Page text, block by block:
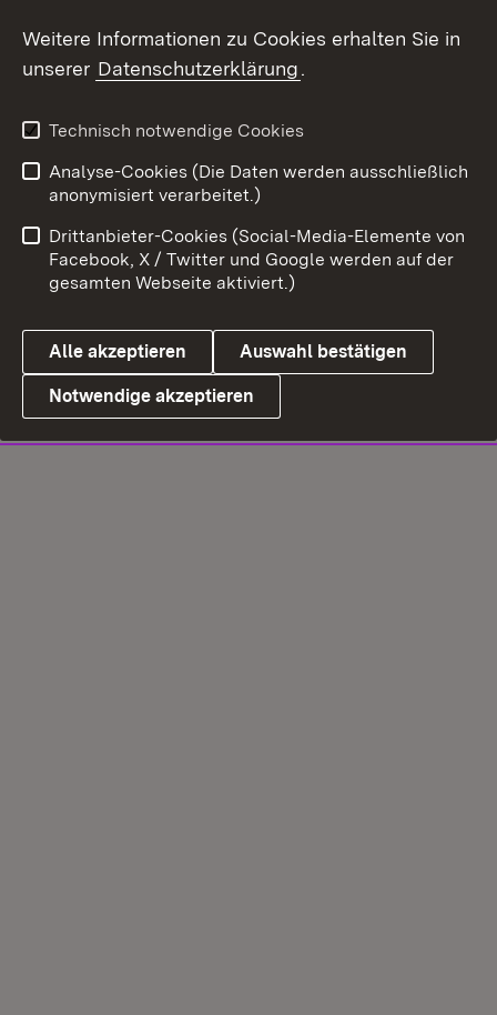
Weitere Informationen zu Cookies erhalten Sie in
unserer Datenschutzerklärung.
Technisch notwendige Cookies
Analyse-Cookies (Die Daten werden ausschließlich
anonymisiert verarbeitet.)
Drittanbieter-Cookies (Social-Media-Elemente von
Facebook, X / Twitter und Google werden auf der
gesamten Webseite aktiviert.)
Alle akzeptieren Auswahl bestätigen
Notwendige akzeptieren